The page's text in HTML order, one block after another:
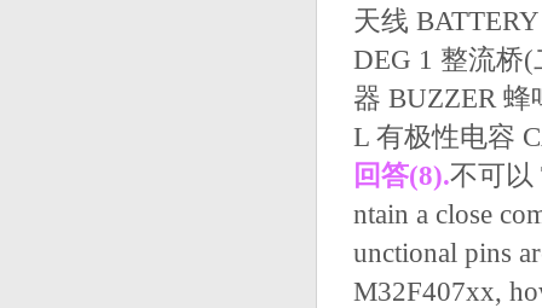
天线
DEG 1 整流桥
器 BUZZER 蜂
L 有极性电容
回答(8).不可以
ntain a close
unctional pins
M32F407xx,